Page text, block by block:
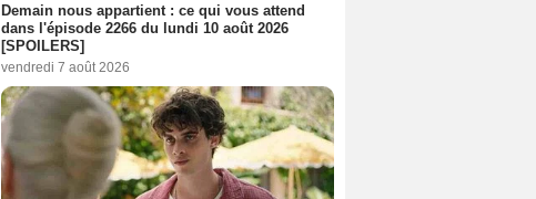
Demain nous appartient : ce qui vous attend
dans l'épisode 2266 du lundi 10 août 2026
[SPOILERS]
vendredi 7 août 2026